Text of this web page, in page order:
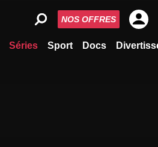
Séries Sport Docs
NOS OFFRES